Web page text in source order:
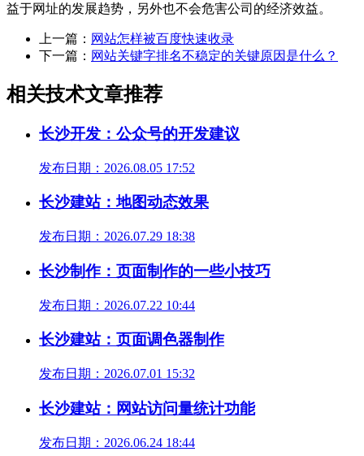
益于网址的发展趋势，另外也不会危害公司的经济效益。
上一篇： 网站怎样被百度快速收录
下一篇： 网站关键字排名不稳定的关键原因是什么？
相关技术文章推荐
长沙开发：公众号的开发建议
发布日期：2026.08.05 17:52
长沙建站：地图动态效果
发布日期：2026.07.29 18:38
长沙制作：页面制作的一些小技巧
发布日期：2026.07.22 10:44
长沙建站：页面调色器制作
发布日期：2026.07.01 15:32
长沙建站：网站访问量统计功能
发布日期：2026.06.24 18:44